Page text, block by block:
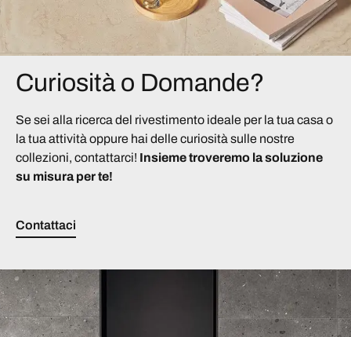
Curiosità o Domande?
Se sei alla ricerca del rivestimento ideale per la tua casa o
la tua attività oppure hai delle curiosità sulle nostre
collezioni, contattarci! Insieme troveremo la soluzione
su misura per te!
Contattaci